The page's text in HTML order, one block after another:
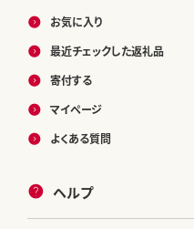
お気に入り
最近チェックした返礼品
寄付する
マイページ
よくある質問
ヘルプ